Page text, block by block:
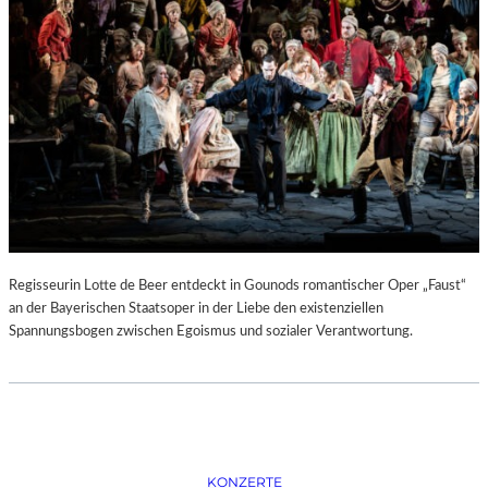
–
K
Ü
N
S
T
L
E
R
,
T
M
Regisseurin Lotte de Beer entdeckt in Gounods romantischer Oper „Faust“
an der Bayerischen Staatsoper in der Liebe den existenziellen
Spannungsbogen zwischen Egoismus und sozialer Verantwortung.
KONZERTE